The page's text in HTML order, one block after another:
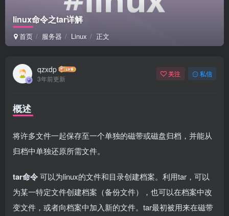
linux命令之tar详解
首页 服务器 Linux 正文
qzxdp
3年前更新
关注 私信
概述
将许多文件一起保存至一个单独的磁带或磁盘归档，并能从
归档中单独还原所需文件。
tar命令可以为linux的文件和目录创建档案。利用tar，可以
为某一特定文件创建档案（备份文件），也可以在档案中改
变文件，或者向档案中加入新的文件。tar最初被用来在磁带